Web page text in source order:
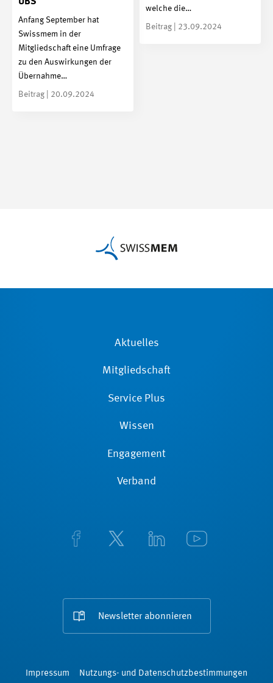
welche die…
Beitrag | 23.09.2024
UBS
Anfang September hat
Swissmem in der
Mitgliedschaft eine Umfrage
zu den Auswirkungen der
Übernahme…
Beitrag | 20.09.2024
Aktuelles
Mitgliedschaft
Service Plus
Wissen
Engagement
Verband
Newsletter abonnieren
Impressum Nutzungs- und Datenschutzbestimmungen